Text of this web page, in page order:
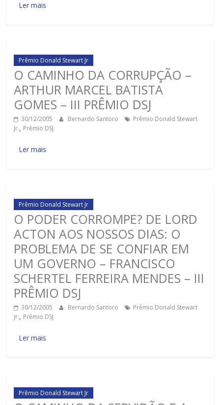
Ler mais
Prêmio Donald Stewart Jr
O CAMINHO DA CORRUPÇÃO –
ARTHUR MARCEL BATISTA
GOMES – III PRÊMIO DSJ
30/12/2005 Bernardo Santoro
Prêmio Donald Stewart
Jr., Prêmio DSJ
Ler mais
Prêmio Donald Stewart Jr
O PODER CORROMPE? DE LORD
ACTON AOS NOSSOS DIAS: O
PROBLEMA DE SE CONFIAR EM
UM GOVERNO – FRANCISCO
SCHERTEL FERREIRA MENDES – III
PRÊMIO DSJ
30/12/2005 Bernardo Santoro
Prêmio Donald Stewart
Jr., Prêmio DSJ
Ler mais
Prêmio Donald Stewart Jr